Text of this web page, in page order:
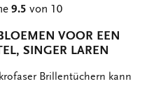
9.5 von 10
VOOR EEN
SINGER LAREN
Brillentüchern kann